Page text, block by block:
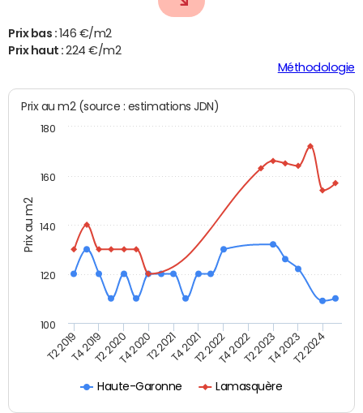
Prix bas : 146 €/m2
Prix haut :224 €/m2
Méthodologie
Prix au m2
Prix au m2 (source : estimations JDN)
Haute-Garonne Lamasquère
T2 2019T4 2019T2 2020T4 2020T2 2021T4 2021T2 2022T4 2022T2 2023T4 2023T2 2024
100
120
140
160
180